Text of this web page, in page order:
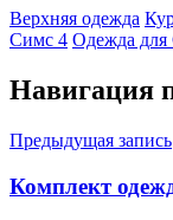
Верхняя одежда
Симс 4 Одежда
Навигация
Предыдущая запись
Комплект